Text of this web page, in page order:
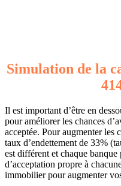
Simulation de la
Il est important d’être en
pour améliorer les chances
acceptée. Pour augmenter les
taux d’endettement de 33%
est différent et chaque banque
d’acceptation propre à
immobilier pour augmenter